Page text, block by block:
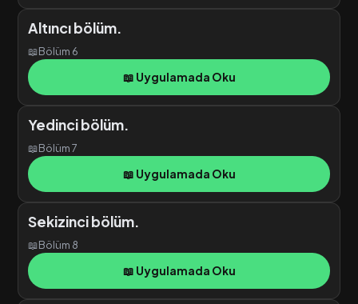
Altıncı bölüm.
📖Bölüm 6
📖 Uygulamada Oku
Yedinci bölüm.
📖Bölüm 7
📖 Uygulamada Oku
Sekizinci bölüm.
📖Bölüm 8
📖 Uygulamada Oku